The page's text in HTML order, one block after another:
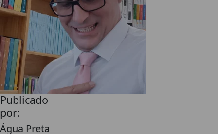
Publicado
por:
Água Preta